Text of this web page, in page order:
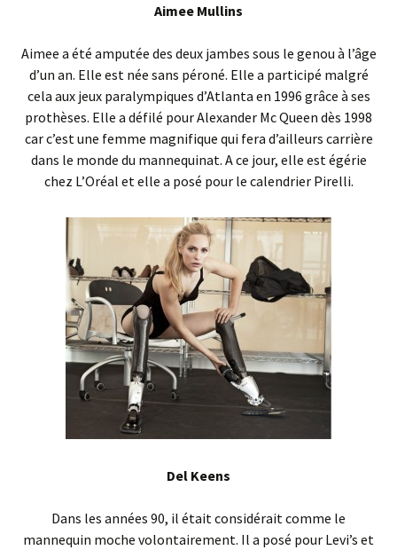
Aimee Mullins
Aimee a été amputée des deux jambes sous le genou à l’âge
d’un an. Elle est née sans péroné. Elle a participé malgré
cela aux jeux paralympiques d’Atlanta en 1996 grâce à ses
prothèses. Elle a défilé pour Alexander Mc Queen dès 1998
car c’est une femme magnifique qui fera d’ailleurs carrière
dans le monde du mannequinat. A ce jour, elle est égérie
chez L’Oréal et elle a posé pour le calendrier Pirelli.
Del Keens
Dans les années 90, il était considérait comme le
mannequin moche volontairement. Il a posé pour Levi’s et